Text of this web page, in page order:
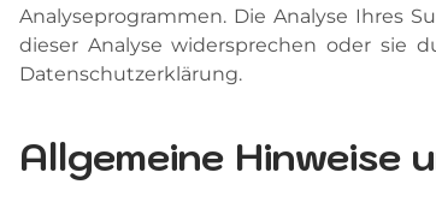
Analyseprogrammen. Die Analyse Ihres
dieser Analyse widersprechen oder sie
Datenschutzerklärung.
Allgemeine Hinweise